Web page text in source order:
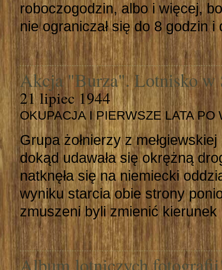
roboczogodzin, albo i więcej,
nie ograniczał się do 8 godzin
Akcja "Burza". Lotnisko
21 lipiec 1944
OKUPACJA I PIERWSZE LATA PO
Grupa żołnierzy z
dokąd udawała się okrężną
natknęła się na niemiecki
wyniku starcia obie strony
zmuszeni byli zmienić
Album lotniczych